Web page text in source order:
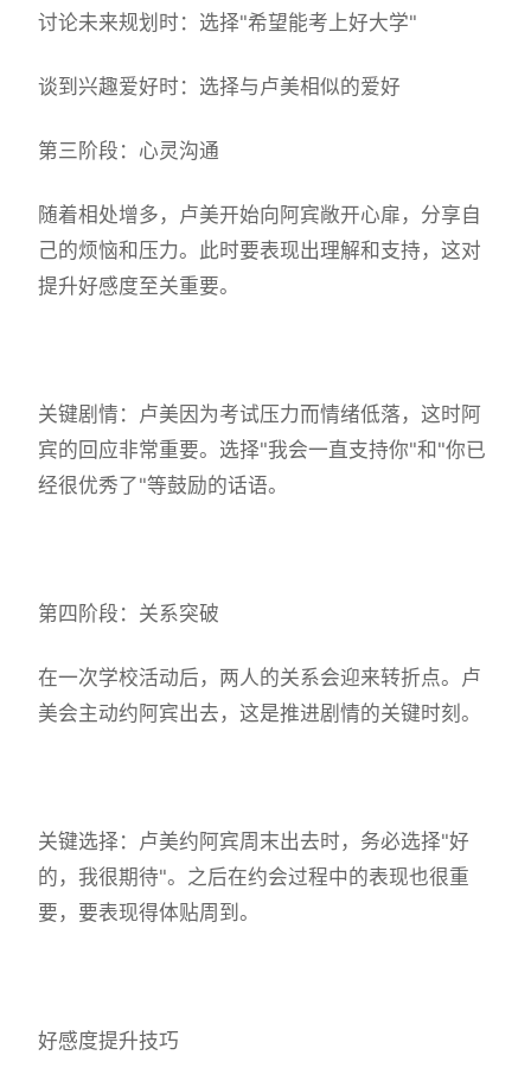
讨论未来规划时：选择"希望能考上好大学"
谈到兴趣爱好时：选择与卢美相似的爱好
第三阶段：心灵沟通
随着相处增多，卢美开始向阿宾敞开心扉，分享自
己的烦恼和压力。此时要表现出理解和支持，这对
提升好感度至关重要。
关键剧情：卢美因为考试压力而情绪低落，这时阿
宾的回应非常重要。选择"我会一直支持你"和"你已
经很优秀了"等鼓励的话语。
第四阶段：关系突破
在一次学校活动后，两人的关系会迎来转折点。卢
美会主动约阿宾出去，这是推进剧情的关键时刻。
关键选择：卢美约阿宾周末出去时，务必选择"好
的，我很期待"。之后在约会过程中的表现也很重
要，要表现得体贴周到。
好感度提升技巧